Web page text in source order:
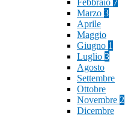
Febbraio 7
Marzo 3
Aprile
Maggio
Giugno 1
Luglio 3
Agosto
Settembre
Ottobre
Novembre 2
Dicembre